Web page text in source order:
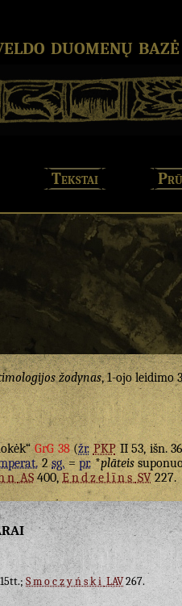
duomenų bazė
Tekstai
žodynas, 1-ojo leidimo
GrG 38(žr. PKPII 53, išn.
2sg.=pr.*plāteis
AS400,Endzelīns SV 227.
15tt.;Smoczyński LAV267.